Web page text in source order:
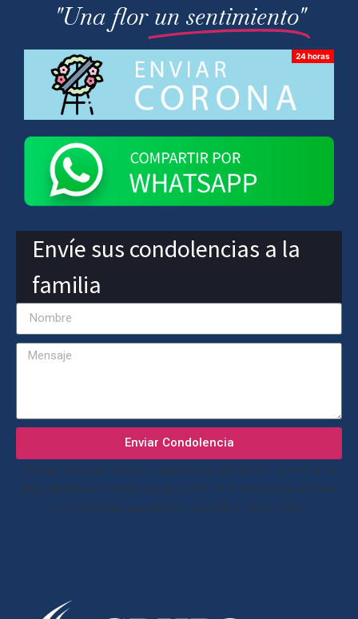
"Una flor un sentimiento"
Envíe sus condolencias a la
familia
Enviar Condolencia
“Desde el grupo Fuascen, queremos agradecer la confianza
depositada en nuestro equipo, y enviar nuestras más sinceras
condolencias quedando a su entera disposición”